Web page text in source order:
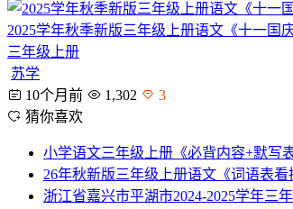
2025学年秋季新版三年级上册语文《十一国
三年级上册
苏学
10个月前
1,302
3
猜你喜欢
小学语文三年级上册《必背内容+默写
26年秋新版三年级上册语文《词语表
浙江省嘉兴市平湖市2024-2025学年三